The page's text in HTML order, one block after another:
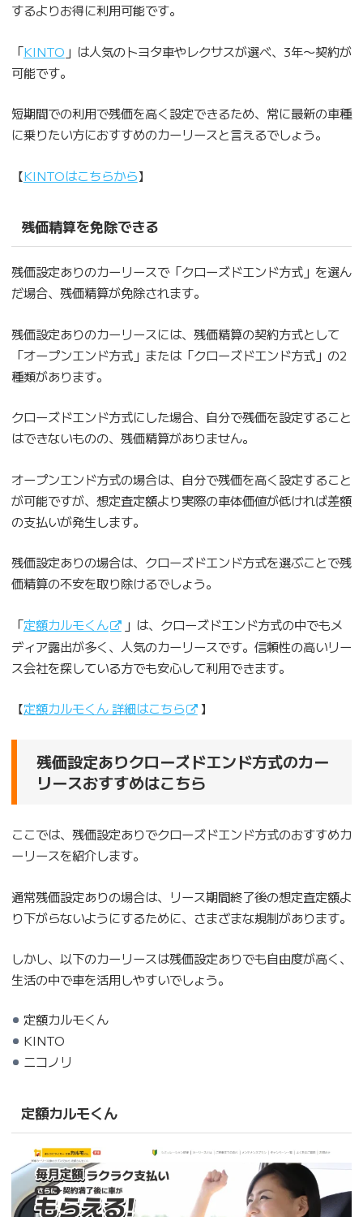
するよりお得に利用可能です。
「KINTO 」は人気のトヨタ車やレクサスが選べ、3年〜契約が
可能です。
短期間での利用で残価を高く設定できるため、常に最新の車種
に乗りたい方におすすめのカーリースと言えるでしょう。
【KINTOはこちらから】
残価精算を免除できる
残価設定ありのカーリースで「クローズドエンド方式」を選ん
だ場合、残価精算が免除されます。
残価設定ありのカーリースには、残価精算の契約方式として
「オープンエンド方式」または「クローズドエンド方式」の2
種類があります。
クローズドエンド方式にした場合、自分で残価を設定すること
はできないものの、残価精算がありません。
オープンエンド方式の場合は、自分で残価を高く設定すること
が可能ですが、想定査定額より実際の車体価値が低ければ差額
の支払いが発生します。
残価設定ありの場合は、クローズドエンド方式を選ぶことで残
価精算の不安を取り除けるでしょう。
「定額カルモくん
」は、クローズドエンド方式の中でもメ
ディア露出が多く、人気のカーリースです。信頼性の高いリー
ス会社を探している方でも安心して利用できます。
【定額カルモくん 詳細はこちら 】
残価設定ありクローズドエンド方式のカー
リースおすすめはこちら
ここでは、残価設定ありでクローズドエンド方式のおすすめカ
ーリースを紹介します。
通常残価設定ありの場合は、リース期間終了後の想定査定額よ
り下がらないようにするために、さまざまな規制があります。
しかし、以下のカーリースは残価設定ありでも自由度が高く、
生活の中で車を活用しやすいでしょう。
定額カルモくん
KINTO
ニコノリ
定額カルモくん